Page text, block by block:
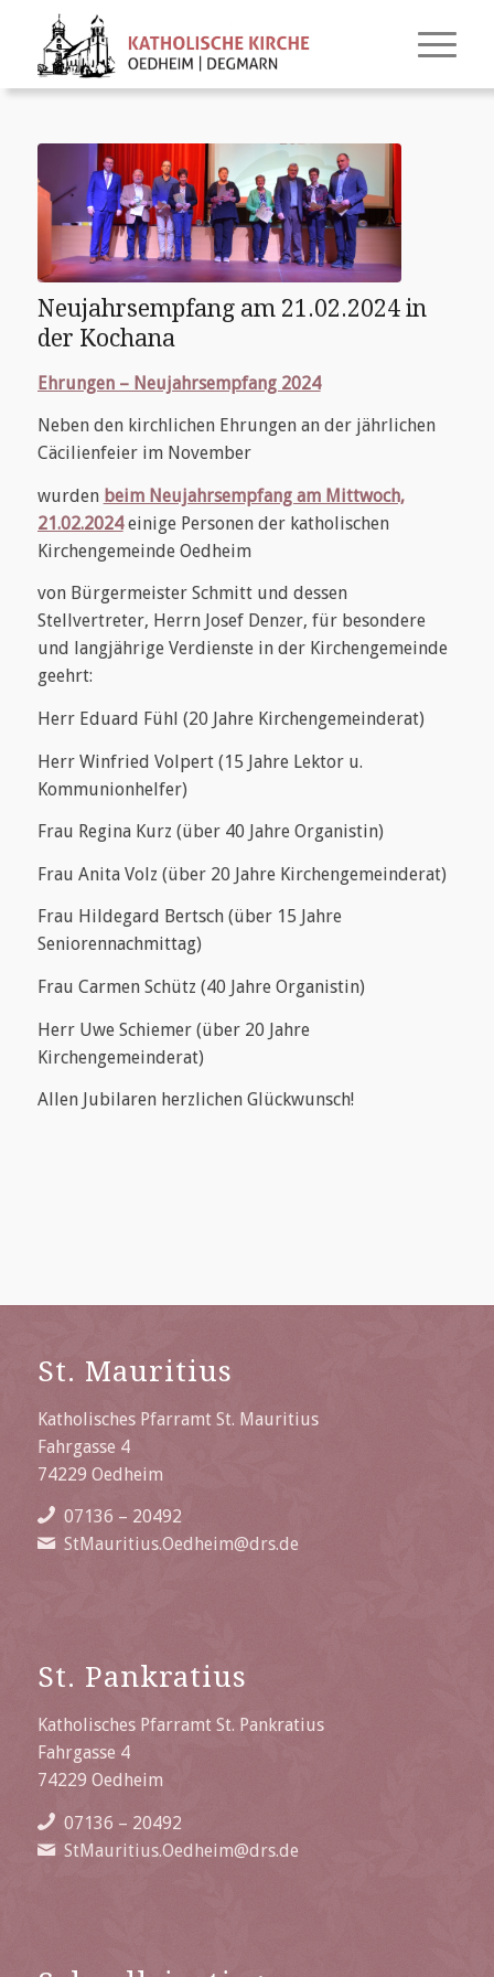
Neujahrsempfang am 21.02.2024 in
der Kochana
Ehrungen – Neujahrsempfang 2024
Neben den kirchlichen Ehrungen an der jährlichen
Cäcilienfeier im November
wurden beim Neujahrsempfang am Mittwoch,
21.02.2024einige Personen der katholischen
Kirchengemeinde Oedheim
von Bürgermeister Schmitt und dessen
Stellvertreter, Herrn Josef Denzer, für besondere
und langjährige Verdienste in der Kirchengemeinde
geehrt:
Herr Eduard Fühl (20 Jahre Kirchengemeinderat)
Herr Winfried Volpert (15 Jahre Lektor u.
Kommunionhelfer)
Frau Regina Kurz (über 40 Jahre Organistin)
Frau Anita Volz (über 20 Jahre Kirchengemeinderat)
Frau Hildegard Bertsch (über 15 Jahre
Seniorennachmittag)
Frau Carmen Schütz (40 Jahre Organistin)
Herr Uwe Schiemer (über 20 Jahre
Kirchengemeinderat)
Allen Jubilaren herzlichen Glückwunsch!
St. Mauritius
Katholisches Pfarramt St. Mauritius
Fahrgasse 4
74229 Oedheim
07136 – 20492
StMauritius.Oedheim@drs.de
St. Pankratius
Katholisches Pfarramt St. Pankratius
Fahrgasse 4
74229 Oedheim
07136 – 20492
StMauritius.Oedheim@drs.de